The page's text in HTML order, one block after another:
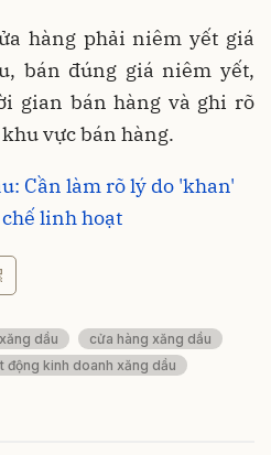
hàng phải niêm yết giá
bán đúng giá niêm yết,
gian bán hàng và ghi rõ
vực bán hàng.
Cần làm rõ lý do 'khan'
linh hoạt
dầu
cửa hàng xăng dầu
động kinh doanh xăng dầu